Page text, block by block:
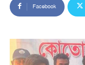
Facebook